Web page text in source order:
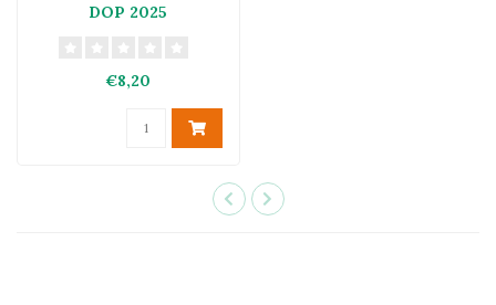
DOP 2025
€8,20